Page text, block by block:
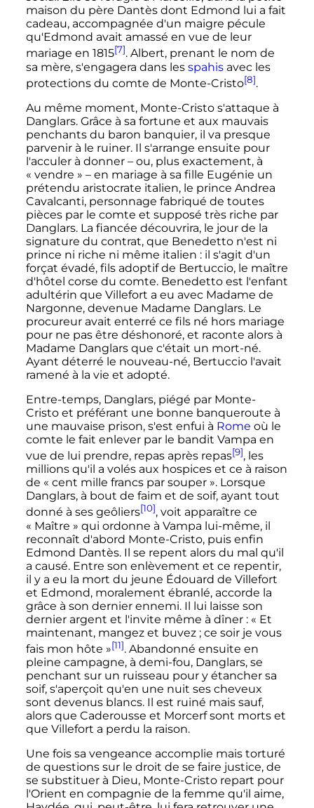
maison du père Dantès dont Edmond lui a fait
cadeau, accompagnée d'un maigre pécule
qu'Edmond avait amassé en vue de leur
mariage en 1815[7]. Albert, prenant le nom de
sa mère, s'engagera dans les spahisavec les
protections du comte de Monte-Cristo[8].
Au même moment, Monte-Cristo s'attaque à
Danglars. Grâce à sa fortune et aux mauvais
penchants du baron banquier, il va presque
parvenir à le ruiner. Il s'arrange ensuite pour
l'acculer à donner – ou, plus exactement, à
« vendre » – en mariage à sa fille Eugénie un
prétendu aristocrate italien, le prince Andrea
Cavalcanti, personnage fabriqué de toutes
pièces par le comte et supposé très riche par
Danglars. La fiancée découvrira, le jour de la
signature du contrat, que Benedetto n'est ni
prince ni riche ni même italien : il s'agit d'un
forçat évadé, fils adoptif de Bertuccio, le maître
d'hôtel corse du comte. Benedetto est l'enfant
adultérin que Villefort a eu avec Madame de
Nargonne, devenue Madame Danglars. Le
procureur avait enterré ce fils né hors mariage
pour ne pas être déshonoré, et raconte alors à
Madame Danglars que c'était un mort-né.
Ayant déterré le nouveau-né, Bertuccio l'avait
ramené à la vie et adopté.
Entre-temps, Danglars, piégé par Monte-
Cristo et préférant une bonne banqueroute à
une mauvaise prison, s'est enfui à Rome où le
comte le fait enlever par le bandit Vampa en
vue de lui prendre, repas après repas[9], les
millions qu'il a volés aux hospices et ce à raison
de « cent mille francs par souper ». Lorsque
Danglars, à bout de faim et de soif, ayant tout
donné à ses geôliers[10], voit apparaître ce
« Maître » qui ordonne à Vampa lui-même, il
reconnaît d'abord Monte-Cristo, puis enfin
Edmond Dantès. Il se repent alors du mal qu'il
a causé. Entre son enlèvement et ce repentir,
il y a eu la mort du jeune Édouard de Villefort
et Edmond, moralement ébranlé, accorde la
grâce à son dernier ennemi. Il lui laisse son
dernier argent et l'invite même à dîner : « Et
maintenant, mangez et buvez ; ce soir je vous
fais mon hôte »[11]. Abandonné ensuite en
pleine campagne, à demi-fou, Danglars, se
penchant sur un ruisseau pour y étancher sa
soif, s'aperçoit qu'en une nuit ses cheveux
sont devenus blancs. Il est ruiné mais sauf,
alors que Caderousse et Morcerf sont morts et
que Villefort a perdu la raison.
Une fois sa vengeance accomplie mais torturé
de questions sur le droit de se faire justice, de
se substituer à Dieu, Monte-Cristo repart pour
l'Orient en compagnie de la femme qu'il aime,